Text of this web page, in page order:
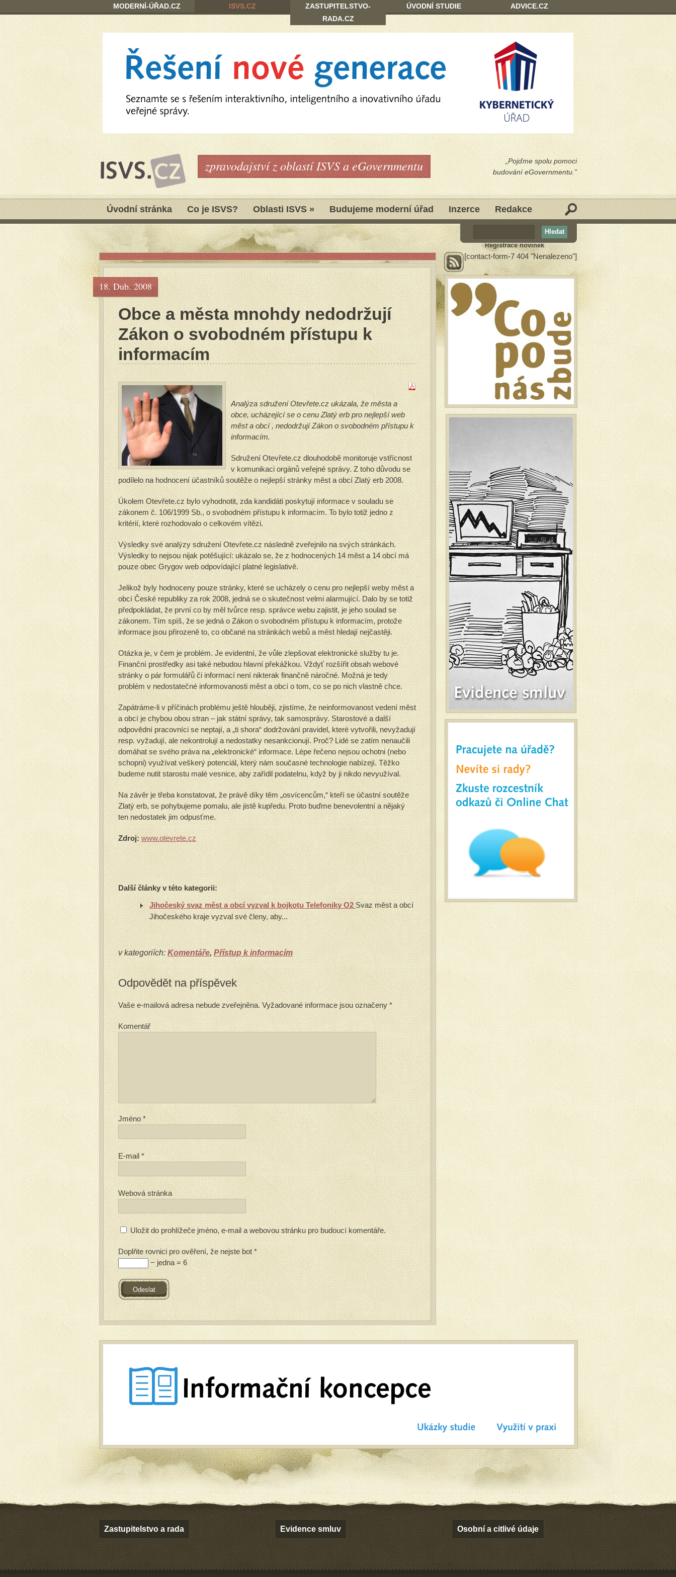
„Pojďme spolu pomoci
budování eGovernmentu.”
zpravodajství z oblastí ISVS a eGovernmentu
Úvodní stránka Co je ISVS? Oblasti ISVS » Budujeme moderní úřad Inzerce Redakce
18. Dub. 2008
Obce a města mnohdy nedodržují
Zákon o svobodném přístupu k
informacím
Analýza sdružení Otevřete.cz ukázala, že města a
obce, ucházející se o cenu Zlatý erb pro nejlepší web
měst a obcí , nedodržují Zákon o svobodném přístupu k
informacím.
Sdružení Otevřete.cz dlouhodobě monitoruje vstřícnost
v komunikaci orgánů veřejné správy. Z toho důvodu se
podílelo na hodnocení účastníků soutěže o nejlepší stránky měst a obcí Zlatý erb 2008.
Úkolem Otevřete.cz bylo vyhodnotit, zda kandidáti poskytují informace v souladu se
zákonem č. 106/1999 Sb., o svobodném přístupu k informacím. To bylo totiž jedno z
kritérií, které rozhodovalo o celkovém vítězi.
Výsledky své analýzy sdružení Otevřete.cz následně zveřejnilo na svých stránkách.
Výsledky to nejsou nijak potěšující: ukázalo se, že z hodnocených 14 měst a 14 obcí má
pouze obec Grygov web odpovídající platné legislativě.
Jelikož byly hodnoceny pouze stránky, které se ucházely o cenu pro nejlepší weby měst a
obcí České republiky za rok 2008, jedná se o skutečnost velmi alarmující. Dalo by se totiž
předpokládat, že první co by měl tvůrce resp. správce webu zajistit, je jeho soulad se
zákonem. Tím spíš, že se jedná o Zákon o svobodném přístupu k informacím, protože
informace jsou přirozeně to, co občané na stránkách webů a měst hledají nejčastěji.
Otázka je, v čem je problém. Je evidentní, že vůle zlepšovat elektronické služby tu je.
Finanční prostředky asi také nebudou hlavní překážkou. Vždyť rozšířit obsah webové
stránky o pár formulářů či informací není nikterak finančně náročné. Možná je tedy
problém v nedostatečné informovanosti měst a obcí o tom, co se po nich vlastně chce.
Zapátráme-li v příčinách problému ještě hlouběji, zjistíme, že neinformovanost vedení měst
a obcí je chybou obou stran – jak státní správy, tak samosprávy. Starostové a další
odpovědní pracovníci se neptají, a „ti shora“ dodržování pravidel, které vytvořili, nevyžadují
resp. vyžadují, ale nekontrolují a nedostatky nesankcionují. Proč? Lidé se zatím nenaučili
domáhat se svého práva na „elektronické“ informace. Lépe řečeno nejsou ochotni (nebo
schopni) využívat veškerý potenciál, který nám současné technologie nabízejí. Těžko
budeme nutit starostu malé vesnice, aby zařídil podatelnu, když by ji nikdo nevyužíval.
Na závěr je třeba konstatovat, že právě díky těm „osvícencům,“ kteří se účastní soutěže
Zlatý erb, se pohybujeme pomalu, ale jistě kupředu. Proto buďme benevolentní a nějaký
ten nedostatek jim odpusťme.
Zdroj: www.otevrete.cz
Další články v této kategorii:
Jihočeský svaz měst a obcí vyzval k bojkotu Telefoniky O2 Svaz měst a obcí
Jihočeského kraje vyzval své členy, aby...
v kategoriích: Komentáře, Přístup k informacím
Odpovědět na příspěvek
Vaše e-mailová adresa nebude zveřejněna.Vyžadované informace jsou označeny*
Komentář
Jméno*
E-mail *
Webová stránka
Uložit do prohlížeče jméno, e-mail a webovou stránku pro budoucí komentáře.
Doplňte rovnici pro ověření, že nejste bot *
− jedna = 6
Registrace novinek
[contact-form-7 404 "Nenalezeno"]
Zastupitelstvo a rada Evidence smluv Osobní a citlivé údaje
MODERNÍ-ÚŘAD.CZ ISVS.CZ
ZASTUPITELSTVO-
RADA.CZ
ÚVODNÍ STUDIE ADVICE.CZ